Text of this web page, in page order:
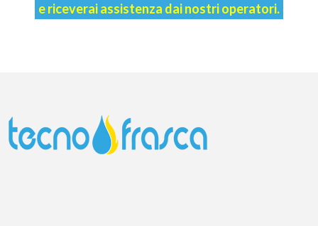
e riceverai assistenza dai nostri operatori.